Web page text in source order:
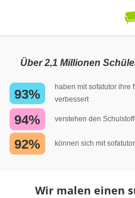
Über 2,1 Millionen
93%
haben mit sofatutor ihre
verbessert
94% verstehen den
92% können sich mit
Wir malen einen